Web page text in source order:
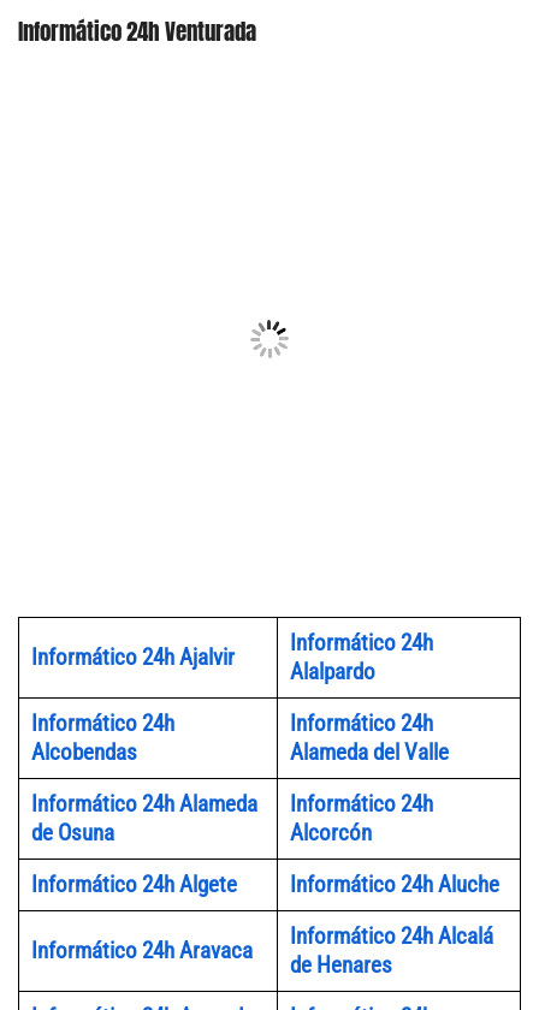
Informático 24h Venturada
Informático 24h Ajalvir
Informático 24h
Alalpardo
Informático 24h
Alcobendas
Informático 24h
Alameda del Valle
Informático 24h Alameda
de Osuna
Informático 24h
Alcorcón
Informático 24h Algete
Informático 24h Aluche
Informático 24h Aravaca
Informático 24h Alcalá
de Henares